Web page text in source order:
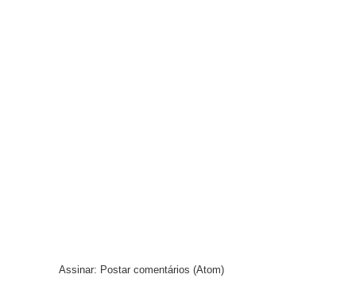
Assinar: Postar comentários (Atom)